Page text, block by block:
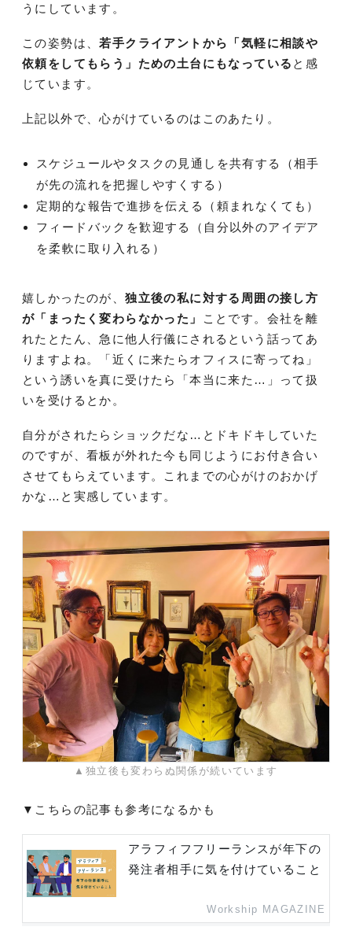
うにしています。
この姿勢は、若手クライアントから「気軽に相談や
依頼をしてもらう」ための土台にもなっている と感
じています。
上記以外で、心がけているのはこのあたり。
スケジュールやタスクの見通しを共有する（相手
が先の流れを把握しやすくする）
定期的な報告で進捗を伝える（頼まれなくても）
フィードバックを歓迎する（自分以外のアイデア
を柔軟に取り入れる）
嬉しかったのが、独立後の私に対する周囲の接し方
が「まったく変わらなかった」
ことです。会社を離
れたとたん、急に他人行儀にされるという話ってあ
りますよね。「近くに来たらオフィスに寄ってね」
という誘いを真に受けたら「本当に来た…」って扱
いを受けるとか。
自分がされたらショックだな…とドキドキしていた
のですが、看板が外れた今も同じようにお付き合い
させてもらえています。これまでの心がけのおかげ
かな…と実感しています。
▲独立後も変わらぬ関係が続いています
▼こちらの記事も参考になるかも
アラフィフフリーランスが年下の
発注者相手に気を付けていること
Workship MAGAZINE